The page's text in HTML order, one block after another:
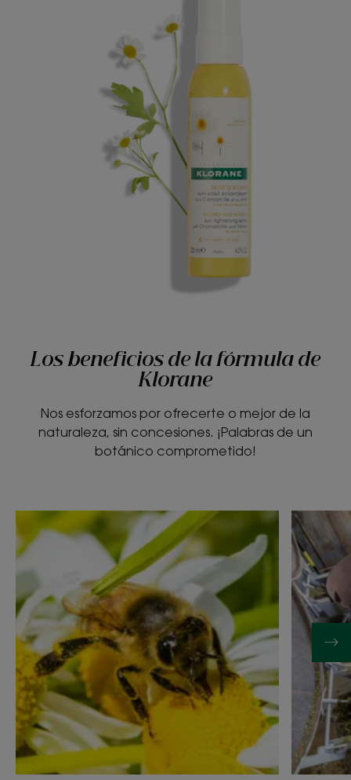
Los beneficios de la fórmula de
Klorane
Nos esforzamos por ofrecerte o mejor de la
naturaleza, sin concesiones. ¡Palabras de un
botánico comprometido!